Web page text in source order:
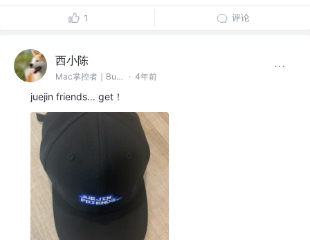
1 评论
西小陈
Mac掌控者｜Bug缔造和毁灭者 @中通科技 · 4年前
juejin friends… get！